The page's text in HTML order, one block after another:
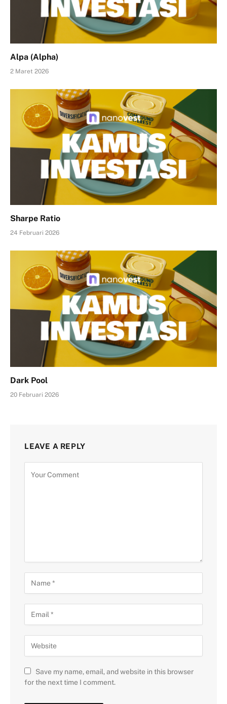
Alpa (Alpha)
2 Maret 2026
Sharpe Ratio
24 Februari 2026
Dark Pool
20 Februari 2026
LEAVE A REPLY
Save my name, email, and website in this browser
for the next time I comment.